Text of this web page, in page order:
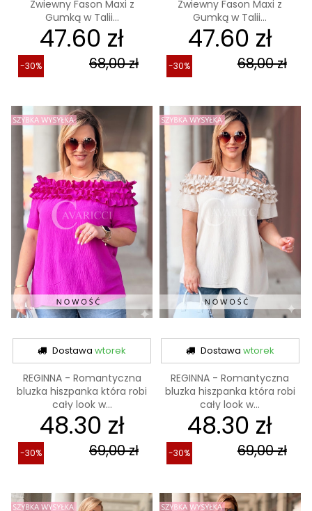
Zwiewny Fason Maxi z
Gumką w Talii...
47.60 zł
68,00 zł
-30%
Zwiewny Fason Maxi z
Gumką w Talii...
47.60 zł
68,00 zł
-30%
Dostawawtorek
REGINNA - Romantyczna
bluzka hiszpanka która robi
cały look w...
48.30 zł
69,00 zł
-30%
Dostawa wtorek
REGINNA - Romantyczna
bluzka hiszpanka która robi
cały look w...
48.30 zł
69,00 zł
-30%